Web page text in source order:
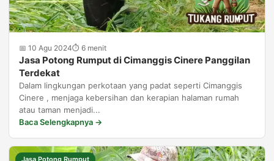
📅 10 Agu 2024⏱ 6 menit
Jasa Potong Rumput di Cimanggis Cinere Panggilan
Terdekat
Dalam lingkungan perkotaan yang padat seperti Cimanggis
Cinere , menjaga kebersihan dan kerapian halaman rumah
atau taman menjadi...
Baca Selengkapnya →
Jasa Potong Rumput